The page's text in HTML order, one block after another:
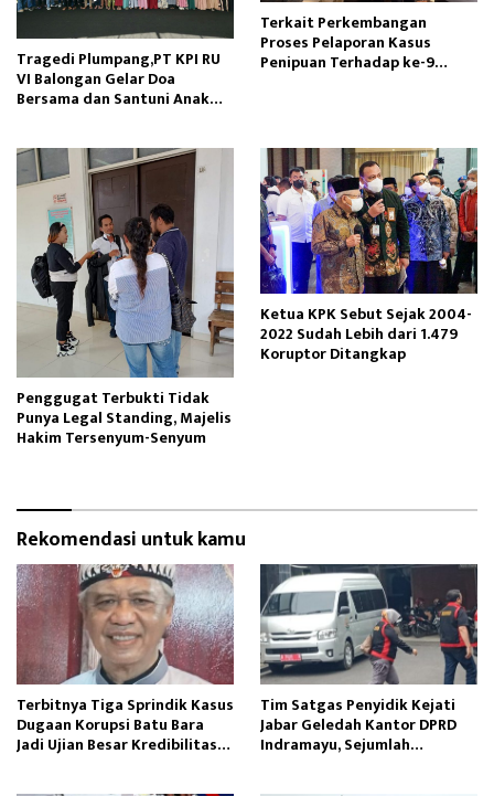
Tragedi Plumpang,PT KPI RU
VI Balongan Gelar Doa
Bersama dan Santuni Anak
Terkait Perkembangan
Proses Pelaporan Kasus
Penipuan Terhadap ke-9
Penggugat Terbukti Tidak
Punya Legal Standing, Majelis
Hakim Tersenyum-Senyum
Ketua KPK Sebut Sejak 2004-
2022 Sudah Lebih dari 1.479
Koruptor Ditangkap
Rekomendasi untuk kamu
Terbitnya Tiga Sprindik Kasus
Dugaan Korupsi Batu Bara
Jadi Ujian Besar Kredibilitas
Tim Satgas Penyidik Kejati
Jabar Geledah Kantor DPRD
Indramayu, Sejumlah